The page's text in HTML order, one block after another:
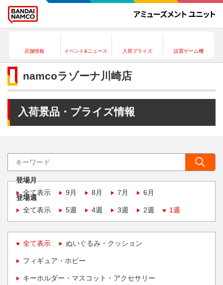
店舗情報 イベント&ニュース 入荷プライズ 設置ゲーム機
namcoラゾーナ川崎店
入荷景品・プライズ情報
登場月
全て表示
9月 8月 7月 6月
登場週
全て表示
5週 4週 3週 2週 1週
全て表示 ぬいぐるみ・クッション
フィギュア・ホビー
キーホルダー・マスコット・アクセサリー